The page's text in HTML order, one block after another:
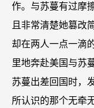
作。与苏蔓有过摩
且非常清楚她篡改
却在两人一点一滴
里地奔赴美国与苏
苏蔓出差回国时，
所认识的那个无牵